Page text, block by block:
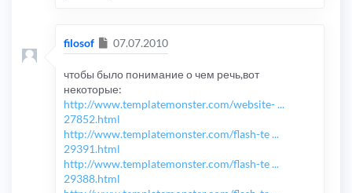
filosof Сообщение
07.07.2010
чтобы было понимание о чем речь,вот
некоторые:
http://www.templatemonster.com/website- ...
27852.html
http://www.templatemonster.com/flash-te ...
29391.html
http://www.templatemonster.com/flash-te ...
29388.html